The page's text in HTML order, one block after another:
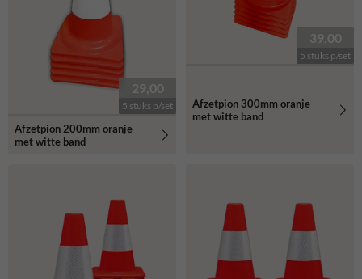
29,00
5 stuks p/set
Afzetpion 200mm oranje
met witte band
39,00
5 stuks p/set
Afzetpion 300mm oranje
met witte band